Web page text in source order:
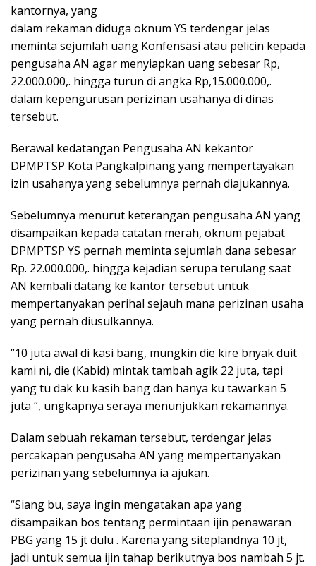
kantornya, yang
dalam rekaman diduga oknum YS terdengar jelas
meminta sejumlah uang Konfensasi atau pelicin kepada
pengusaha AN agar menyiapkan uang sebesar Rp,
22.000.000,. hingga turun di angka Rp,15.000.000,.
dalam kepengurusan perizinan usahanya di dinas
tersebut.
Berawal kedatangan Pengusaha AN kekantor
DPMPTSP Kota Pangkalpinang yang mempertayakan
izin usahanya yang sebelumnya pernah diajukannya.
Sebelumnya menurut keterangan pengusaha AN yang
disampaikan kepada catatan merah, oknum pejabat
DPMPTSP YS pernah meminta sejumlah dana sebesar
Rp. 22.000.000,. hingga kejadian serupa terulang saat
AN kembali datang ke kantor tersebut untuk
mempertanyakan perihal sejauh mana perizinan usaha
yang pernah diusulkannya.
“10 juta awal di kasi bang, mungkin die kire bnyak duit
kami ni, die (Kabid) mintak tambah agik 22 juta, tapi
yang tu dak ku kasih bang dan hanya ku tawarkan 5
juta “, ungkapnya seraya menunjukkan rekamannya.
Dalam sebuah rekaman tersebut, terdengar jelas
percakapan pengusaha AN yang mempertanyakan
perizinan yang sebelumnya ia ajukan.
“Siang bu, saya ingin mengatakan apa yang
disampaikan bos tentang permintaan ijin penawaran
PBG yang 15 jt dulu . Karena yang siteplandnya 10 jt,
jadi untuk semua ijin tahap berikutnya bos nambah 5 jt.